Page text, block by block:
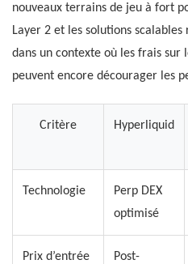
nouveaux terrains de jeu à fort
Layer 2 et les solutions
dans un contexte où les frais sur
peuvent encore décourager les
Critère Hyperliquid
Technologie
Perp DEX
optimisé
Prix d’entrée
Post-